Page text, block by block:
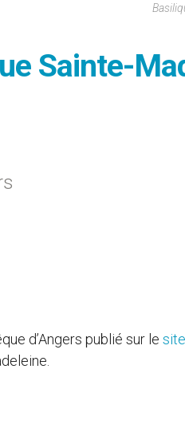
Sainte-
d’Angers publié sur le site